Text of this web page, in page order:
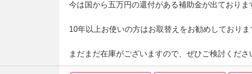
今は国から五万円の還付がある補助金が出ておりま
10年以上お使いの方はお取替えをお勧めしておりま
まだまだ在庫がございますので、ぜひご検討くださ